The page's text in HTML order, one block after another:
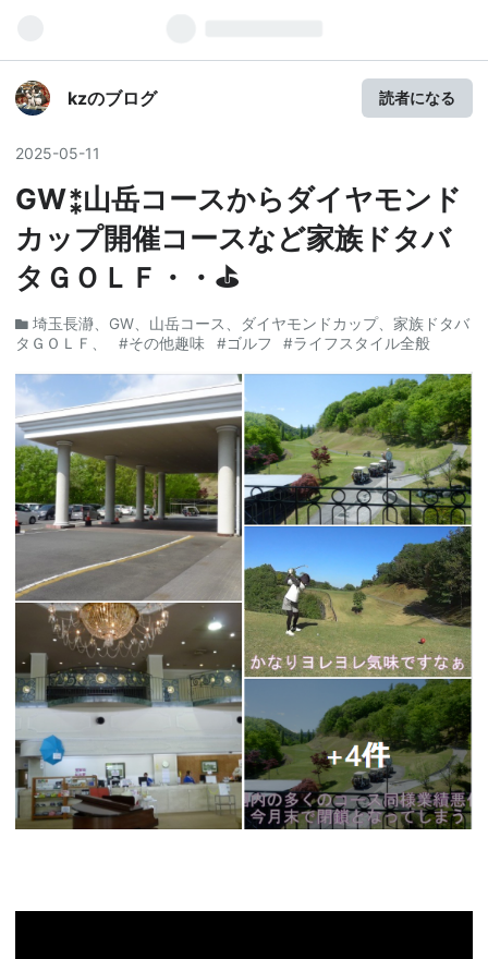
kzのブログ 読者になる
2025-05-11
GW⁑山岳コースからダイヤモンド
カップ開催コースなど家族ドタバ
タＧＯＬＦ・・⛳
埼玉長瀞、GW、山岳コース、ダイヤモンドカップ、家族ドタバ
タＧＯＬＦ、
#その他趣味 #ゴルフ #ライフスタイル全般